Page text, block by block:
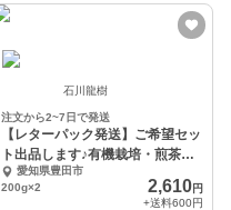
石川龍樹
注文から2~7日で発送
【レターパック発送】ご希望セッ
ト出品します♪有機栽培・煎茶
【中】二本セット
愛知県豊田市
200g×2
2,610円
+送料600円